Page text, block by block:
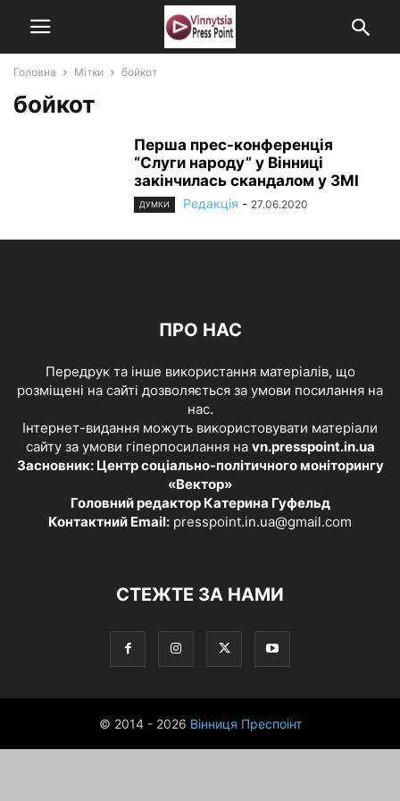
Головна Мітки бойкот
бойкот
Перша прес-конференція
“Слуги народу” у Вінниці
закінчилась скандалом у ЗМІ
ДУМКИ Редакція - 27.06.2020
ПРО НАС
Передрук та інше використання матеріалів, що
розміщені на сайті дозволяється за умови посилання на
нас.
Інтернет-видання можуть використовувати матеріали
сайту за умови гіперпосилання на vn.presspoint.in.ua
Засновник: Центр соціально-політичного моніторингу
«Вектор»
Головний редактор Катерина Гуфельд
Контактний Email: presspoint.in.ua@gmail.com
СТЕЖТЕ ЗА НАМИ
© 2014 - 2026 Вінниця Преспоінт